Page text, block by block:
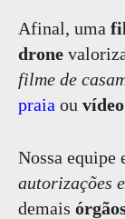
Afinal, uma
drone
filme de
praia ou
Nossa equipe
autorizações
demais